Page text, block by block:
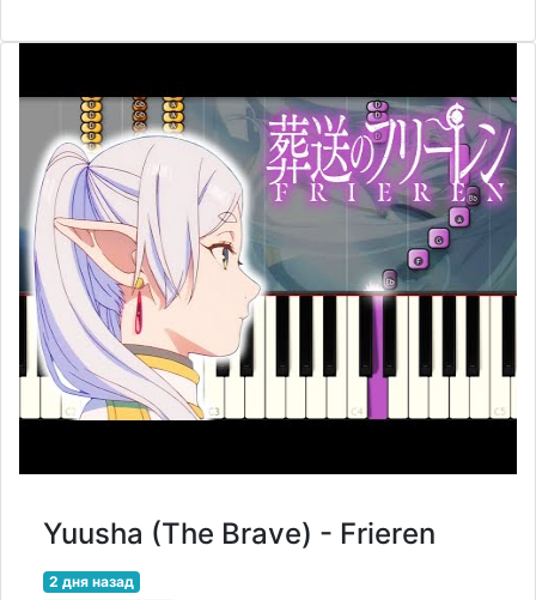
Yuusha (The Brave) - Frieren
2 дня назад